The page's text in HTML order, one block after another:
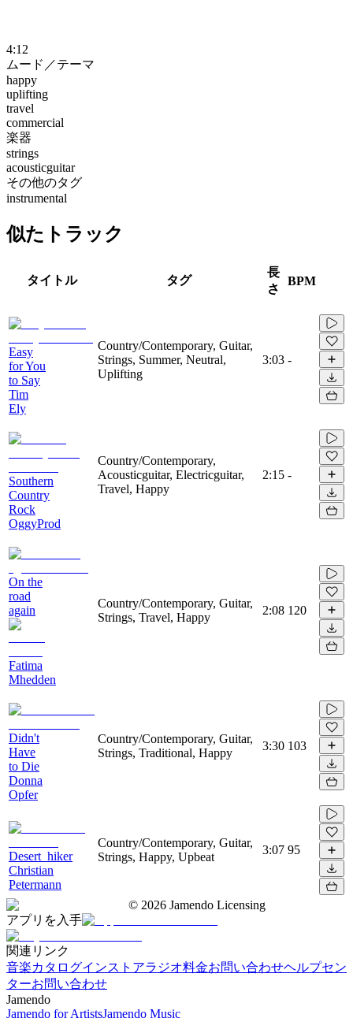
4:12
ムード／テーマ
happy
uplifting
travel
commercial
楽器
strings
acousticguitar
その他のタグ
instrumental
似たトラック
タイトル タグ
長
さ
BPM
Easy
for You
to Say
Tim
Ely
Country/Contemporary, Guitar,
Strings, Summer, Neutral,
Uplifting
3:03 -
Southern
Country
Rock
OggyProd
Country/Contemporary,
Acousticguitar, Electricguitar,
Travel, Happy
2:15 -
On the
road
again
Fatima
Mhedden
Country/Contemporary, Guitar,
Strings, Travel, Happy
2:08 120
Didn't
Have
to Die
Donna
Opfer
Country/Contemporary, Guitar,
Strings, Traditional, Happy
3:30 103
Desert_hiker
Christian
Petermann
Country/Contemporary, Guitar,
Strings, Happy, Upbeat
3:07 95
© 2026 Jamendo Licensing
アプリを入手
関連リンク
音楽カタログインストアラジオ料金お問い合わせヘルプセン
ターお問い合わせ
Jamendo
Jamendo for ArtistsJamendo Music